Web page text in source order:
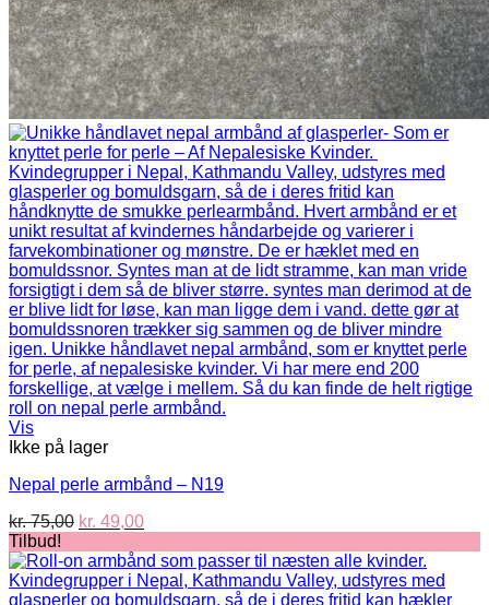
Vis
Ikke på lager
Nepal perle armbånd – N19
kr.75,00 Den
pris
var:
kr. 75,00.
kr. 49,00Den
pris
er:
kr. 49,00.
Tilbud!